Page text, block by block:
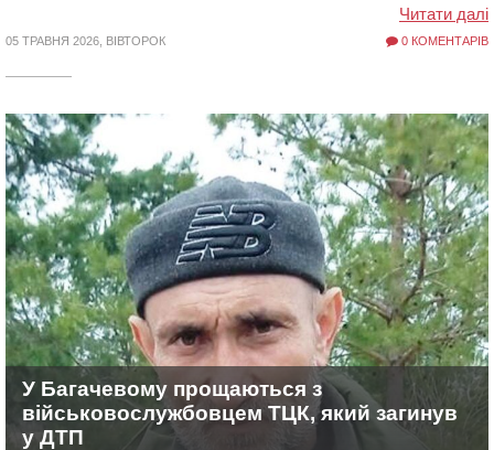
Читати далі
05 ТРАВНЯ 2026, ВІВТОРОК 0 КОМЕНТАРІВ
У Багачевому прощаються з
військовослужбовцем ТЦК, який загинув
у ДТП